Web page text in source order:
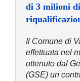
di 3 milioni
Il Comune di
effettuata nel
ottenuto dal
(GSE) un